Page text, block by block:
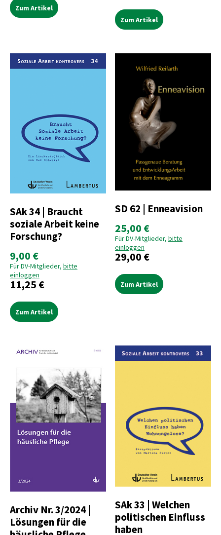
Zum Artikel
Zum Artikel
SAk 34 | Braucht
soziale Arbeit keine
Forschung?
9,00 €
Für DV-Mitglieder, bitte
einloggen
11,25 €
Zum Artikel
SD 62 | Enneavision
25,00 €
Für DV-Mitglieder, bitte
einloggen
29,00 €
Zum Artikel
Archiv Nr. 3/2024 |
Lösungen für die
SAk 33 | Welchen
politischen Einfluss
haben